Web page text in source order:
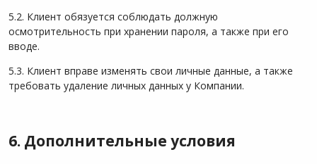
5.2. Клиент обязуется соблюдать должную
осмотрительность при хранении пароля, а также при его
вводе.
5.3. Клиент вправе изменять свои личные данные, а также
требовать удаление личных данных у Компании.
6. Дополнительные условия